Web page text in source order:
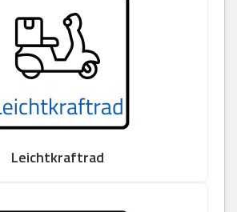
Leichtkraftrad